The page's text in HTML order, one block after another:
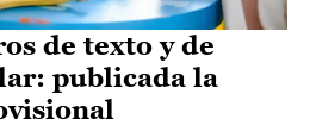
de texto y de
publicada la